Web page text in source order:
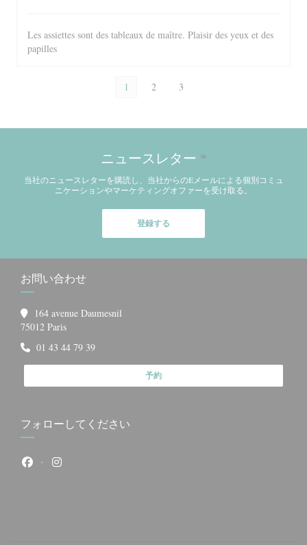
Les assiettes sont des tableaux de maître. Plaisir des yeux et des
papilles
1 2 3
ニュースレター *
当社のニュースレターを購読し、当社からのEメールによる個別コミュ
ニケーションやマーケティングオファーを受け取る。
登録する
お問い合わせ
164 avenue Daumesnil
75012 Paris((新しいウィンドウで開きます))
01 43 44 79 39
予約
フォローしてください
Facebook ((新しいウィンドウで開きます))
Instagram ((新しいウィンドウで開きます))